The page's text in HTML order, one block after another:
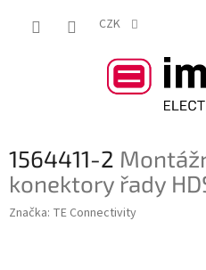
CZK
1564411-2
konektory řady
Značka: TE Connectivity